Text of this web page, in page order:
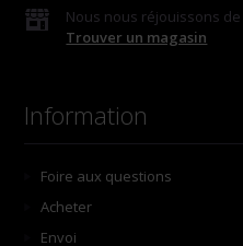
Nous nous réjouissons
Trouver un magasin
Information
Foire aux questions
Acheter
Envoi